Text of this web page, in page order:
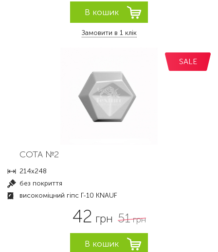
Замовити в 1 клік
SALE
СОТА №2
214х248
без покриття
високоміцний гіпс Г-10 KNAUF
42 грн 51грн